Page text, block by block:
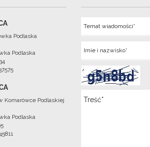
Podlaska
Podlaska
Komarówce Podlaskiej
Podlaska